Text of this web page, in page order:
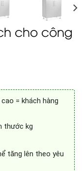
cho công
= khách hàng
thước kg
tăng lên theo yêu